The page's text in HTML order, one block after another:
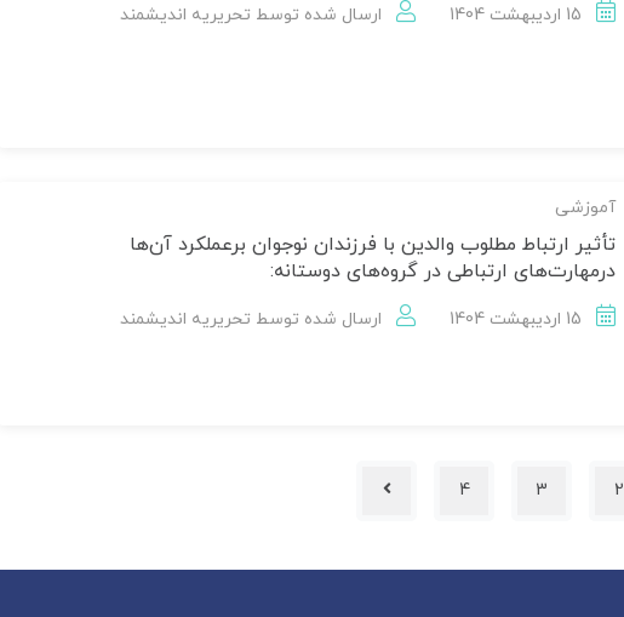
ارسال شده توسط تحریریه اندیشمند
آموزشی
تأثیر ارتباط مطلوب والدین با فرزندان نوجوان بر‌عملکرد آن‌ها
درمهارت‌های ارتباطی در گروه‌های دوستانه:
ارسال شده توسط تحریریه اندیشمند
2
3
4